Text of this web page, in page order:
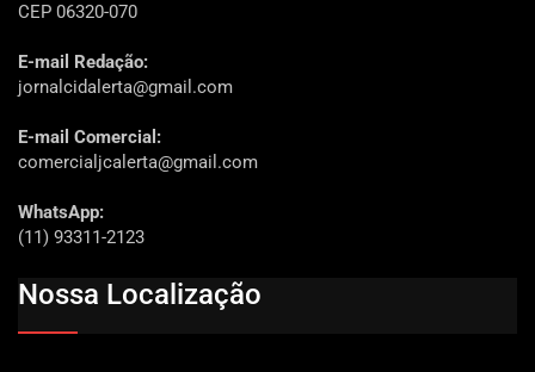
CEP 06320-070
E-mail Redação:
jornalcidalerta@gmail.com
E-mail Comercial:
comercialjcalerta@gmail.com
WhatsApp:
(11) 93311-2123
Nossa Localização